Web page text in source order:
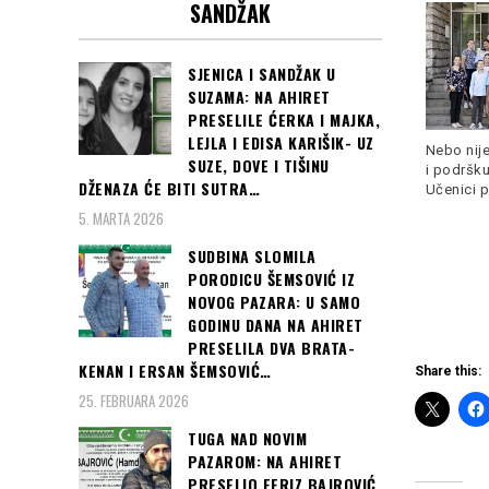
Hrvatska je s dvije pobjede
plasiraju u Zonu Morava
Fudbaleri FK Novi Pazar
Nebo
i
Učenici
Share this:
SANDŽAK
SJENICA I SANDŽAK U
SUZAMA: NA AHIRET
PRESELILE ĆERKA I MAJKA,
LEJLA I EDISA KARIŠIK- UZ
SUZE, DOVE I TIŠINU
DŽENAZA ĆE BITI SUTRA…
5. MARTA 2026
SUDBINA SLOMILA
PORODICU ŠEMSOVIĆ IZ
NOVOG PAZARA: U SAMO
GODINU DANA NA AHIRET
PRESELILA DVA BRATA-
KENAN I ERSAN ŠEMSOVIĆ…
25. FEBRUARA 2026
TUGA NAD NOVIM
PAZAROM: NA AHIRET